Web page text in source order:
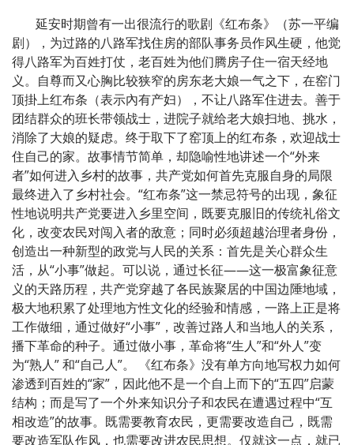
延安时期曾有一出很流行的歌剧《红布条》（苏一平编
剧），为过路的八路军找住房的部队事务员作风生硬，他觉
得八路军为百姓打仗，老百姓为他们腾房子住一宿天经地
义。自尊而又心胸比较狭窄的房东老大娘一气之下，在窑门
顶掛上红布条（表示內有产妇），不让八路军住进去。善于
团结群众的班长带领战士，进院子就给老大娘扫地、挑水，
消除了大娘的疑虑。终于取下了窑顶上的红布条，欢迎战士
住自己的家。故事情节简单，却隐喻性地讲述一个“外来
者”如何进入乡村的故事，共产党如何首先克服自身的局限
最终进入了乡村社会。“红布条”这一禁忌符号的出现，象征
性地说明共产党要进入乡里空间，既要克服旧的传统礼俗文
化，改变农民对闯入者的敌意；同时必须超越治理者身份，
创造出一种新型的政党与人民的关系：首先是关心群众生
活，从“小事”做起。可以说，通过长征——这一极富象征意
义的天路历程，共产党穿越了各民族聚居的中国边陲地域，
极大地积累了处理地方性文化的经验和情感，一路上正是将
工作做细，通过做好“小事”，改善过路人和当地人的关系，
播下革命的种子。通过做小事，革命将“生人”和“外人”变
为“熟人” 和“自己人”。 《红布条》没有单方向地写权力如何
渗透到百姓的“家”，因此他不是一个自上而下的“五四”启蒙
结构；而是写了一个外来知识分子和农民在遭遇过程中“互
相改造”的故事。既需要教育农民，更需要改造自己，既需
要改造军队作风，也需要改进农民思想。仅就这一点，就已